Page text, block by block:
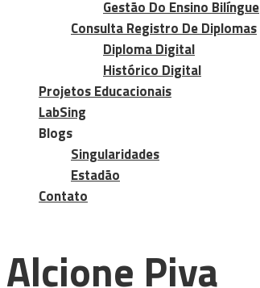
Gestão Do Ensino Bilíngue
Consulta Registro De Diplomas
Diploma Digital
Histórico Digital
Projetos Educacionais
LabSing
Blogs
Singularidades
Estadão
Contato
Alcione Piva